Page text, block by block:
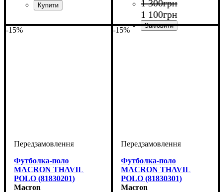
1 300грн
1 100грн
Колір
-15%
Футболка-поло
MACRON THAVIL
POLO (81830201)
Macron
-15%
Футболка-поло
MACRON THAVIL
POLO (81830301)
Macron